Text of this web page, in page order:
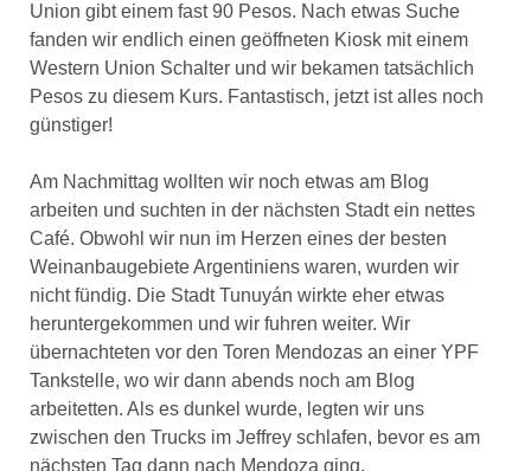
Union gibt einem fast 90 Pesos. Nach etwas Suche
fanden wir endlich einen geöffneten Kiosk mit einem
Western Union Schalter und wir bekamen tatsächlich
Pesos zu diesem Kurs. Fantastisch, jetzt ist alles noch
günstiger!
Am Nachmittag wollten wir noch etwas am Blog
arbeiten und suchten in der nächsten Stadt ein nettes
Café. Obwohl wir nun im Herzen eines der besten
Weinanbaugebiete Argentiniens waren, wurden wir
nicht fündig. Die Stadt Tunuyán wirkte eher etwas
heruntergekommen und wir fuhren weiter. Wir
übernachteten vor den Toren Mendozas an einer YPF
Tankstelle, wo wir dann abends noch am Blog
arbeitetten. Als es dunkel wurde, legten wir uns
zwischen den Trucks im Jeffrey schlafen, bevor es am
nächsten Tag dann nach Mendoza ging.